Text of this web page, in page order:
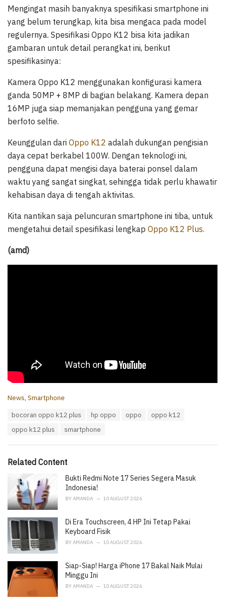
Mengingat masih banyaknya spesifikasi smartphone ini
yang belum terungkap, kita bisa mengaca pada model
regulernya. Spesifikasi Oppo K12 bisa kita jadikan
gambaran untuk detail perangkat ini, berikut
spesifikasinya:
Kamera Oppo K12 menggunakan konfigurasi kamera
ganda 50MP + 8MP di bagian belakang. Kamera depan
16MP juga siap memanjakan pengguna yang gemar
berfoto selfie.
Keunggulan dari Oppo K12 adalah dukungan pengisian
daya cepat berkabel 100W. Dengan teknologi ini,
pengguna dapat mengisi daya baterai ponsel dalam
waktu yang sangat singkat, sehingga tidak perlu khawatir
kehabisan daya di tengah aktivitas.
Kita nantikan saja peluncuran smartphone ini tiba, untuk
mengetahui detail spesifikasi lengkap Oppo K12 Plus.
(amd)
C
i
News, Smartphone
bocoran oppo k12 plus hp oppo oppo
oppo k12
oppo k12 plus
smartphone
Related Content
Bukti Redmi Note 17 Series Segera Masuk
Indonesia!
BY AMANDA 10 AUGUST 2026
Di Era Touchscreen, 4 HP Ini Tetap Pakai
Keyboard Fisik
BY AMANDA 10 AUGUST 2026
Siap-Siap! Harga iPhone 17 Bakal Naik Mulai
Minggu Ini
BY AMANDA 10 AUGUST 2026